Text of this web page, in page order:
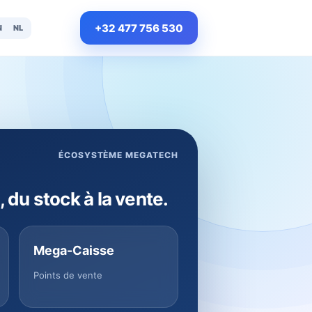
NL +32 477 756 530
ÉCOSYSTÈME MEGATECH
du stock à la vente.
Mega-Caisse
Points de vente